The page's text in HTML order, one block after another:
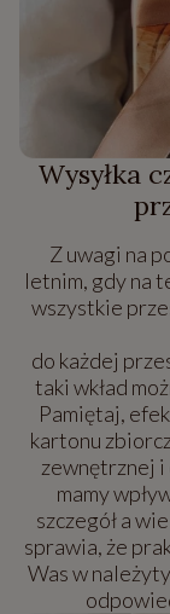
Wysyłka
Z uwagi na
letnim, gdy na
wszystkie
do każdej
taki wkład
Pamiętaj,
kartonu
zewnętrznej i
mamy
szczegół a
sprawia, że
Was w